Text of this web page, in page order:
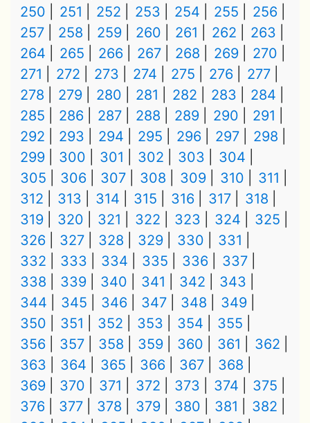
250
251 252 253 254 255
256
257
258 259 260 261 262
263
264
265 266 267 268 269
270
271
272 273 274 275 276
277
278
279 280 281 282 283
284
285
286 287 288 289 290
291
292
293 294 295 296 297
298
299
300 301 302 303
304
305
306 307 308 309 310
311
312
313 314 315 316 317
318
319
320 321 322 323 324
325
326
327 328 329 330
331
332
333 334 335 336
337
338
339 340 341 342
343
344
345 346 347 348
349
350
351 352 353 354
355
356
357 358 359 360 361
362
363
364 365 366 367
368
369
370 371 372 373 374
375
376
377 378 379 380 381
382